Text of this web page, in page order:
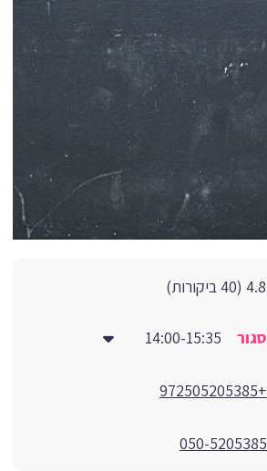
4.8 (40 ביקורות)
סגור 14:00-15:35
+972505205385
050-5205385